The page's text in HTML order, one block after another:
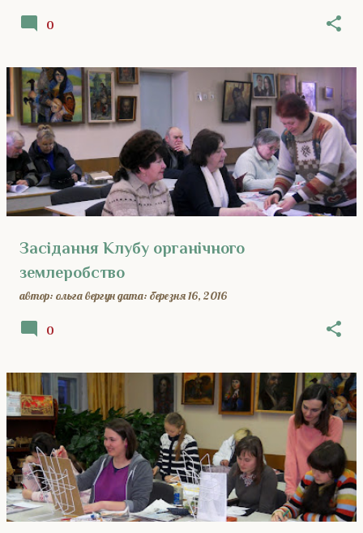
0
Засідання Клубу органічного
землеробство
автор: ольга вергундата: березня 16, 2016
0